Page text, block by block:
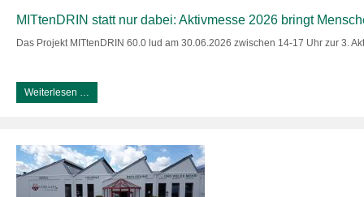
MITtenDRIN statt nur dabei: Aktivmesse 2026 bringt
Das Projekt MITtenDRIN 60.0 lud am 30.06.2026 zwischen 14-17 Uhr zur 3.
Weiterlesen …